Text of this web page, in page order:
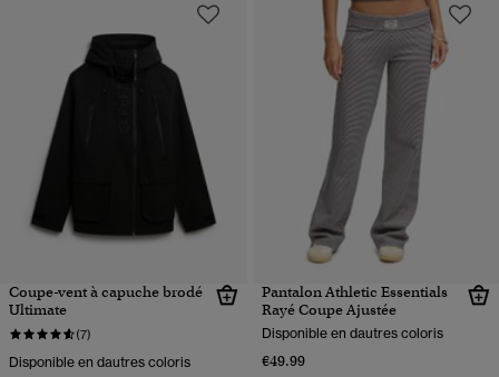
Coupe-vent à capuche brodé
Ultimate
(7)
Disponible en dautres coloris
Pantalon Athletic Essentials
Rayé Coupe Ajustée
Disponible en dautres coloris
€49.99